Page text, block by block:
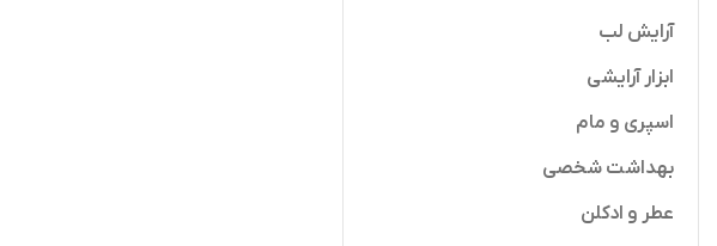
آرایش لب
ابزار آرایشی
اسپری و مام
بهداشت شخصی
عطر و ادکلن